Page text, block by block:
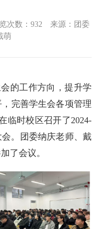
次数： 932 来源：团委
萌
的工作方向，提升学
完善学生会各项管理
临时校区召开了2024-
。团委纳庆老师、戴
了会议。